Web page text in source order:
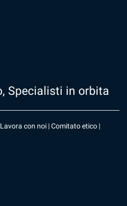
Specialisti in orbita
Lavora con noi |Comitato etico |